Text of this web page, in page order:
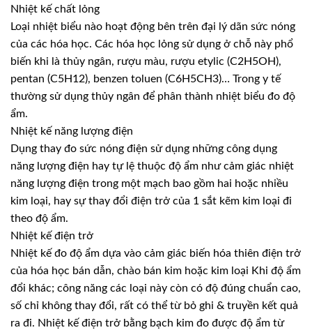
Nhiệt kế chất lỏng
Loại nhiệt biểu nào hoạt động bên trên đại lý dãn sức nóng
của các hóa học. Các hóa học lỏng sử dụng ở chỗ này phổ
biến khi là thủy ngân, rượu màu, rượu etylic (C2H5OH),
pentan (C5H12), benzen toluen (C6H5CH3)… Trong y tế
thường sử dụng thủy ngân để phân thành nhiệt biểu đo độ
ẩm.
Nhiệt kế năng lượng điện
Dụng thay đo sức nóng điện sử dụng những công dụng
năng lượng điện hay tự lệ thuộc độ ẩm như cảm giác nhiệt
năng lượng điện trong một mạch bao gồm hai hoặc nhiều
kim loại, hay sự thay đổi điện trở của 1 sắt kẽm kim loại đi
theo độ ẩm.
Nhiệt kế điện trở
Nhiệt kế đo độ ẩm dựa vào cảm giác biến hóa thiên điện trở
của hóa học bán dẫn, chào bán kim hoặc kim loại Khi độ ẩm
đổi khác; công năng các loại này còn có độ đúng chuẩn cao,
số chỉ không thay đổi, rất có thể từ bỏ ghi & truyền kết quả
ra đi. Nhiệt kế điện trở bằng bạch kim đo được độ ẩm từ